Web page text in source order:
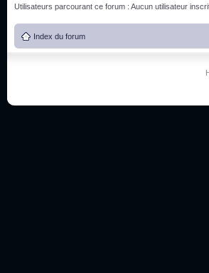
Utilisateurs parcourant ce forum : Aucun utilisateur
Index du forum